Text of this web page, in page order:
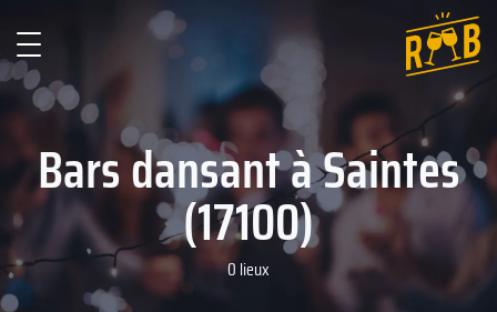
Bars dansant à Saintes
(17100)
0 lieux